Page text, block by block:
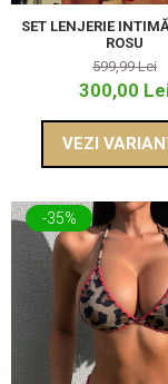
SET LENJERIE
ROSU
599,99 Lei
300,00
VEZI
-35%